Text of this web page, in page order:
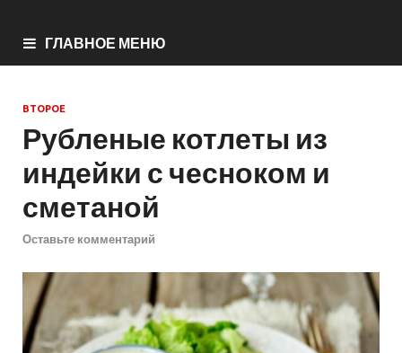
ГЛАВНОЕ МЕНЮ
ВТОРОЕ
Рубленые котлеты из
индейки с чесноком и
сметаной
Оставьте комментарий